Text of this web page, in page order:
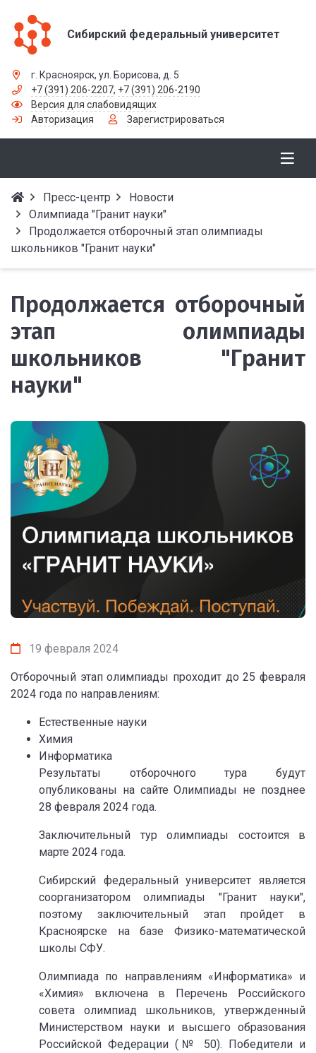
Сибирский федеральный университет
г. Красноярск, ул. Борисова, д. 5
+7 (391) 206-2207, +7 (391) 206-2190
Версия для слабовидящих
Авторизация
Зарегистрироваться
Пресс-центр
Новости
Олимпиада "Гранит науки"
Продолжается отборочный этап олимпиады
школьников "Гранит науки"
Продолжается отборочный
этап олимпиады
школьников "Гранит
науки"
19 февраля 2024
Отборочный этап олимпиады проходит до 25 февраля
2024 года по направлениям:
Естественные науки
Химия
Информатика
Результаты отборочного тура будут
опубликованы на сайте Олимпиады не позднее
28 февраля 2024 года.
Заключительный тур олимпиады состоится в
марте 2024 года.
Сибирский федеральный университет является
соорганизатором олимпиады "Гранит науки",
поэтому заключительный этап пройдет в
Красноярске на базе Физико-математической
школы СФУ.
Олимпиада по направлениям «Информатика» и
«Химия» включена в Перечень Российского
совета олимпиад школьников, утвержденный
Министерством науки и высшего образования
Российской Федерации (№ 50). Победители и